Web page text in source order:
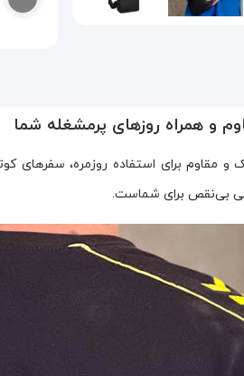
مقاوم برای استفاده روزمره، سفرهای
بی‌نقص برای شماست.